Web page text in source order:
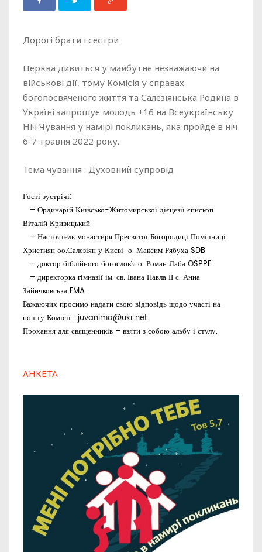
Дорогі брати і сестри
Церква дивиться у майбутнє незважаючи на
військові дії, тому Комісія у справах
богопосвяченого життя та Салезіянська Родина в
Україні запрошує молодь +16 на Всеукраїнську
Ніч Чування у намірі покликань, яка пройде в ніч
6-7 травня 2022 року.
Тема чування : Духовний супровід
Гості зустрічі:
– Ординарій Київсько-Житомирської дієцезії єпископ
Віталій Кривицький
– Настоятель монастиря Пресвятої Богородиці Помічниці
Християн оо.Салезіян у Києві о. Максим Рябуха SDB
– доктор біблійного богослов’я о. Роман ЛабаOSPPE
– директорка гімназії ім. св. Івана Павла ІІ с. Анна
Зайнчковська FMA
Бажаючих просимо надати свою відповідь щодо участі на
пошту Комісії: juvanima@ukr.net
Прохання для священників – взяти з собою альбу і стулу.
АНКЕТА